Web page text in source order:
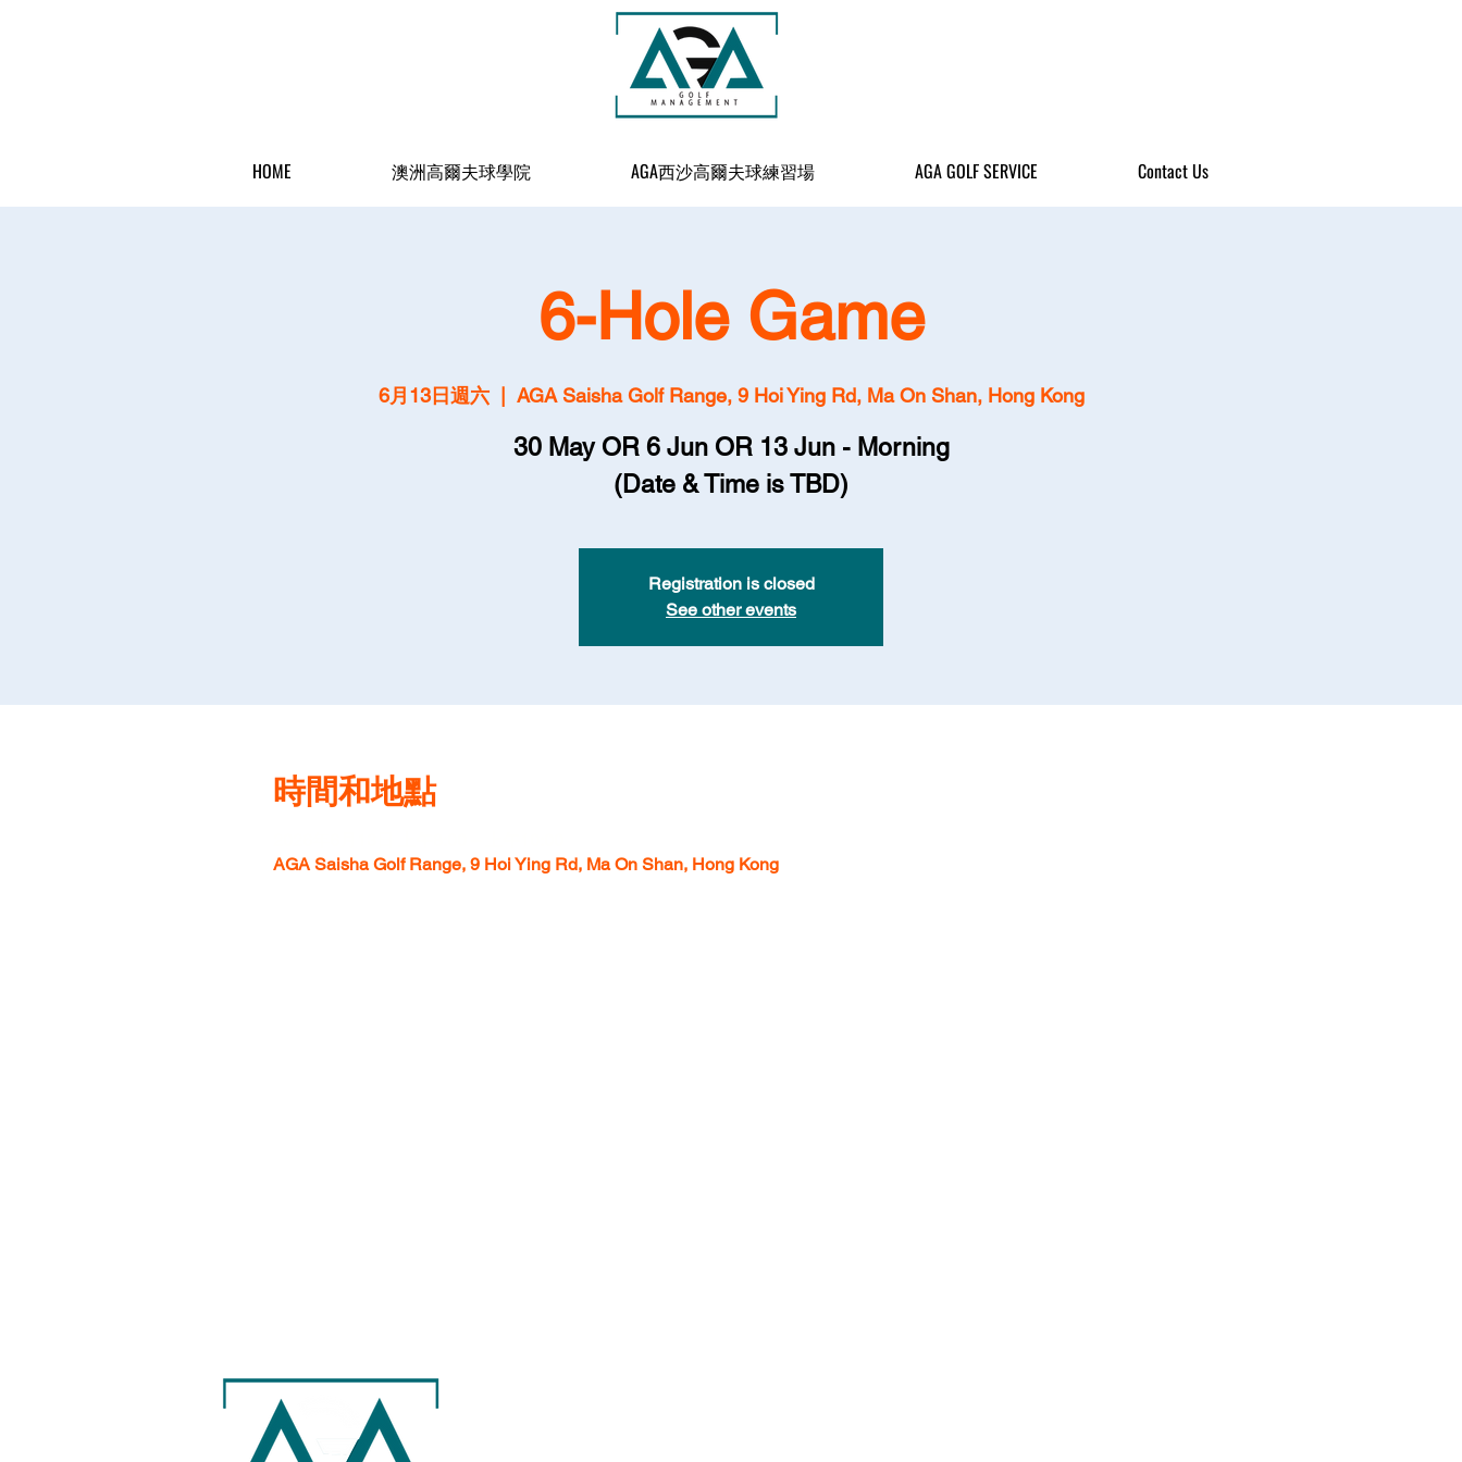
HOME 澳洲高爾夫球學院 AGA西沙高爾夫球練習場 AGA GOLF SERVICE Contact Us
6-Hole Game
6月13日週六
  |
AGA Saisha Golf Range, 9 Hoi Ying Rd, Ma On Shan, Hong Kong
30 May OR 6 Jun OR 13 Jun - Morning
(Date & Time is TBD)
Registration is closed
See other events
時間和地點
AGA Saisha Golf Range, 9 Hoi Ying Rd, Ma On Shan, Hong Kong